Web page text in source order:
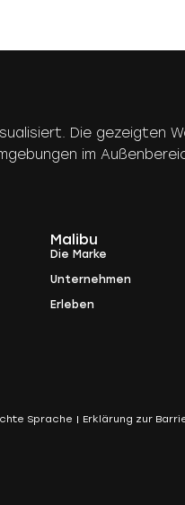
Die gezeigten
im
Malibu
Die Marke
Unternehmen
Erleben
Sprache
Erklärung zur